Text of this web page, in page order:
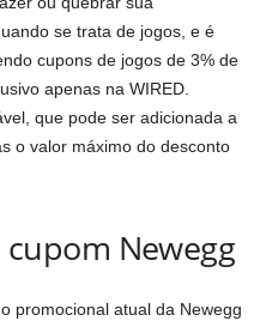
se trata de jogos, e é
cupons de jogos de 3% de
apenas na WIRED.
que pode ser adicionada a
o valor máximo do desconto
Newegg
promocional atual da Newegg